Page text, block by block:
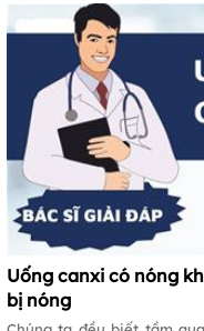
Uống canxi có nóng
bị nóng